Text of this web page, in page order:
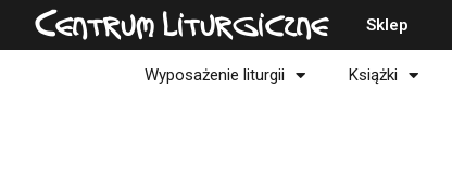
PrzejdźCentrum Liturgiczne Sklep
Wyposażenie liturgii Książki